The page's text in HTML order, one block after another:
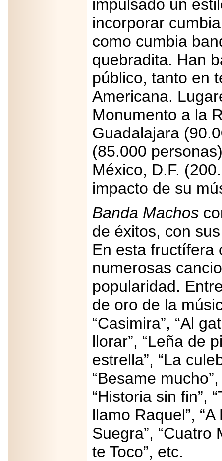
impulsado un
incorporar
como cumbia
quebradita. Han
público, tanto en
Americana.
Monumento a la
Guadalajara
(85.000
México, D.F.
impacto de su
Banda Machos
de éxitos, con
En esta fructífera
numerosas
popularidad.
de oro de la
“Casimira”, “Al
llorar”, “Leña de
estrella”, “La
“Besame
“Historia sin fin”,
llamo Raquel”,
Suegra”, “Cuatro
te Toco”, etc.